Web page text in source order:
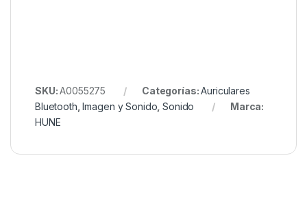
SKU:A0055275 Categorías:Auriculares
Bluetooth ,Imagen y Sonido ,Sonido
Marca:
HUNE